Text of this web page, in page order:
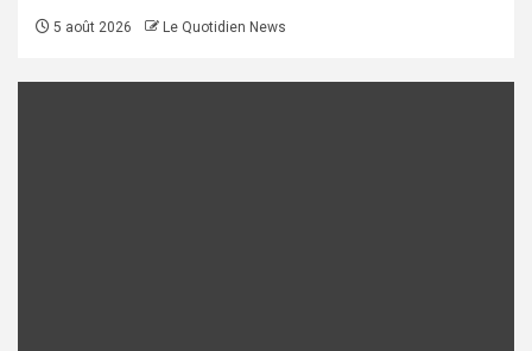
5 août 2026 Le Quotidien News